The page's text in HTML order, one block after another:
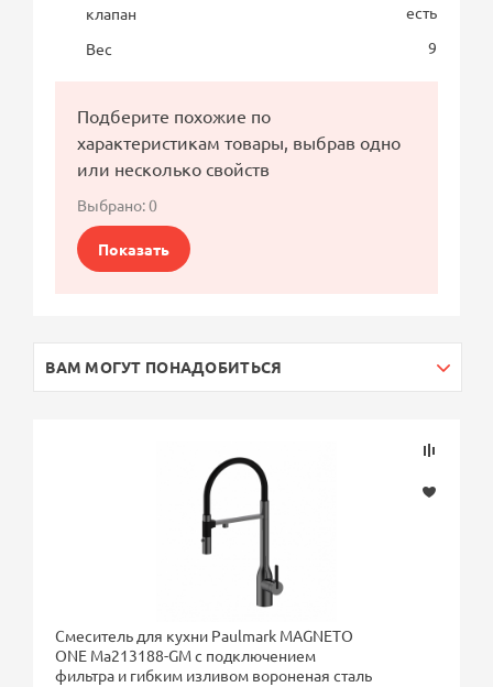
клапан
есть
Вес
9
Подберите похожие по
характеристикам товары, выбрав одно
или несколько свойств
Выбрано:0
Показать
ВАМ МОГУТ ПОНАДОБИТЬСЯ
Смеситель для кухни Paulmark MAGNETO
ONE Ma213188-GM с подключением
фильтра и гибким изливом вороненая сталь